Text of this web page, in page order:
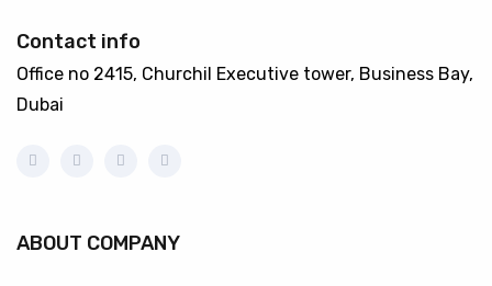
Contact info
Office no 2415, Churchil Executive tower, Business Bay,
Dubai
ABOUT COMPANY